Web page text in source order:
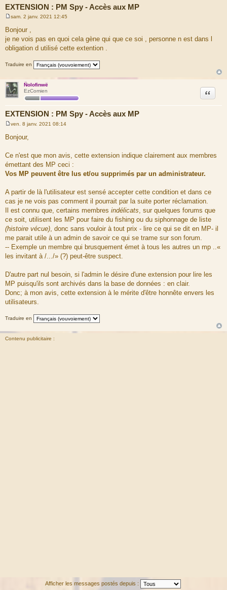
EXTENSION : PM Spy - Accès aux MP
e
s
a
g
sam. 2 janv. 2021 12:45
Bonjour ,
je ne vois pas en quoi cela gène qui que ce soi , personne n est dans l
obligation d utilisé cette extention .
Traduire en
Ñolofinwë
EzComien
EXTENSION : PM Spy - Accès aux MP
Citation
s
g
e
ven. 8 janv. 2021 08:14
Bonjour,
Ce n'est que mon avis, cette extension indique clairement aux membres
émettant des MP ceci :
Vos MP peuvent être lus et/ou supprimés par un administrateur.
A partir de là l'utilisateur est sensé accepter cette condition et dans ce
cas je ne vois pas comment il pourrait par la suite porter réclamation.
Il est connu que, certains membres indélicats , sur quelques forums que
ce soit, utilisent les MP pour faire du fishing ou du siphonnage de liste
(histoire vécue) , donc sans vouloir à tout prix - lire ce qui se dit en MP- il
me parait utile à un admin de savoir ce qui se trame sur son forum.
-- Exemple un membre qui brusquement émet à tous les autres un mp ..«
les invitant à /.../» (?) peut-être suspect.
D'autre part nul besoin, si l'admin le désire d'une extension pour lire les
MP puisqu'ils sont archivés dans la base de données : en clair.
Donc; à mon avis, cette extension à le mérite d'être honnête envers les
utilisateurs.
Traduire en
Contenu publicitaire :
Afficher les messages postés depuis :